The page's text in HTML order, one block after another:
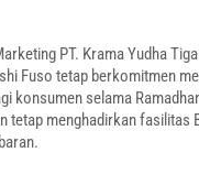
PT. Krama Yudha
Fuso tetap berkomitmen
konsumen selama
tetap menghadirkan fasilitas